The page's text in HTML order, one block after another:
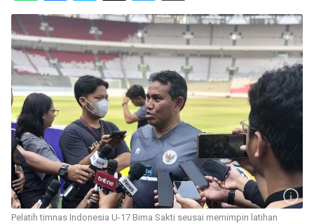
Pelatih timnas Indonesia U-17 Bima Sakti seusai memimpin latihan